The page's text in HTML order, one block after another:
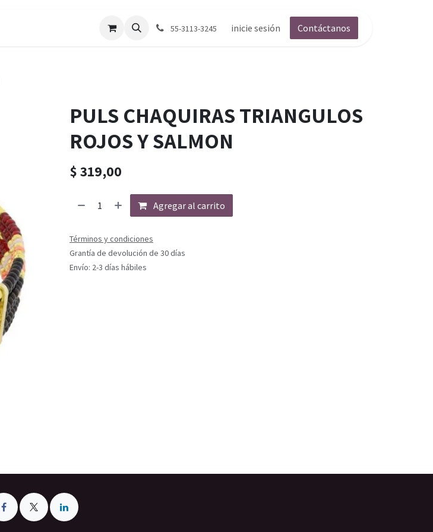
55-3113-3245 inicie sesión Contáctanos
PULS CHAQUIRAS TRIANGULOS
ROJOS Y SALMON
$319,00
Agregar al carrito
Términos y condiciones
Grantía de devolución de 30 días
Envío: 2-3 días hábiles